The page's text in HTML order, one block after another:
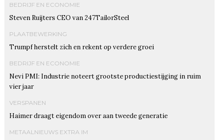
BEDRIJF EN ECONOMIE
Steven Ruijters CEO van 247TailorSteel
PLAATBEWERKING
Trumpf herstelt zich en rekent op verdere groei
BEDRIJF EN ECONOMIE
Nevi PMI: Industrie noteert grootste productiestijging in ruim
vier jaar
VERSPANEN
Haimer draagt eigendom over aan tweede generatie
METAALNIEUWS EXTRA IM